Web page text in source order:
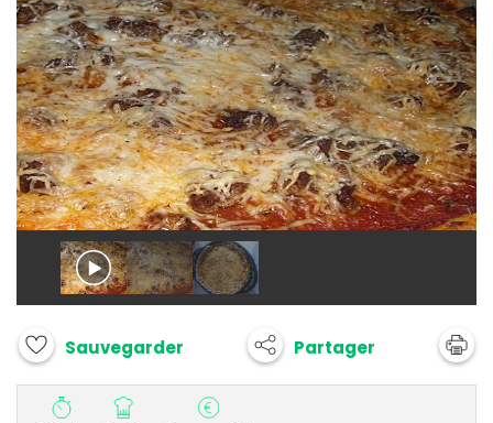
Sauvegarder Partager